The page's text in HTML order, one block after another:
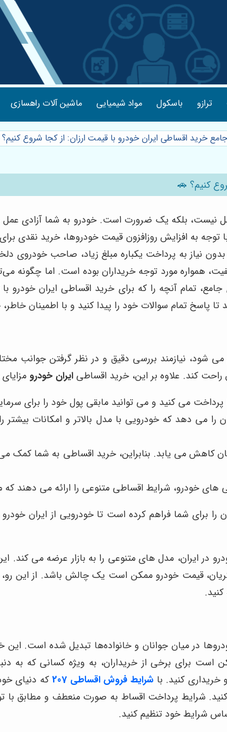
ترازو باسکول مواد شیمیایی ماشین آلات راهسازی
خرید اقساطی ایران خودرو با قیمت ارزان: از کجا شروع
کنیم؟ 🚗
بلکه یک ضرورت است. خودرو به شما آزادی عمل
توجه به افزایش روزافزون قیمت خودروها، خرید نقدی
نیاز به پرداخت یکباره مبلغ زیاد، صاحب خودروی
همواره مورد توجه خریداران بوده است. اما چگونه
تمام آنچه را که برای خرید اقساطی ایران خودرو
پاسخ تمام سوالات خود را پیدا کنید و با اطمینان
شود، نیازمند بررسی دقیق و در نظر گرفتن جوانب
کند. علاوه بر این، خرید اقساطی ایران خودرو
پرداخت می کنید و می توانید مابقی پول خود را برای
می دهد که خودرویی با مدل بالاتر و امکانات بیشتر
کاهش می یابد. بنابراین، خرید اقساطی به شما کمک
خودرو، شرایط اقساطی متنوعی را ارائه می دهند که
را برای شما فراهم کرده است تا خودرویی از ایران
در ایران، مدل های متنوعی را به بازار عرضه می
مشتریان، قیمت خودرو ممکن است یک چالش باشد. از
در میان جوانان و خانواده‌ها تبدیل شده است.
را برای شما به ارمغان می‌آورد. اما قیمت پژو 207 ممکن است برای برخی از
شرایط فروش اقساطی 207
که دنیای
به صورت اقساطی خریداری کنید. شرایط پرداخت اقساط به صورت
شرایط خود تنظیم کنید.